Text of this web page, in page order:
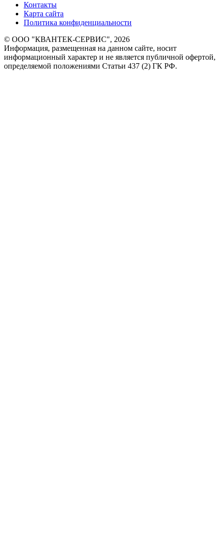
Контакты
Карта сайта
Политика конфиденциальности
© ООО "КВАНТЕК-СЕРВИС", 2026
Информация, размещенная на данном сайте, носит
информационный характер и не является публичной офертой,
определяемой положениями Статьи 437 (2) ГК РФ.